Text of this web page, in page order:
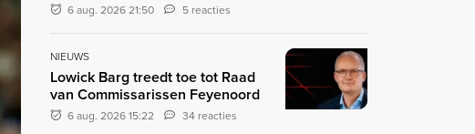
6 aug. 2026 21:50 5 reacties
NIEUWS
Lowick Barg treedt toe tot Raad
van Commissarissen Feyenoord
6 aug. 2026 15:22 34 reacties